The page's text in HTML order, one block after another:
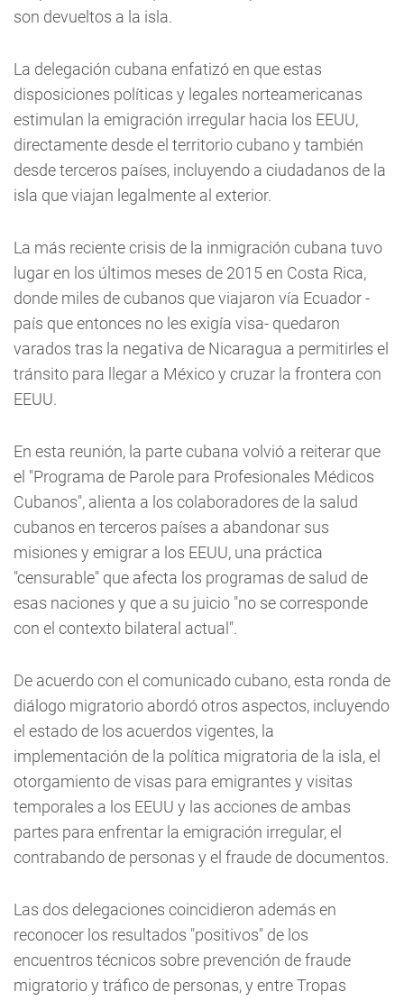
son devueltos a la isla.
La delegación cubana enfatizó en que estas
disposiciones políticas y legales norteamericanas
estimulan la emigración irregular hacia los EEUU,
directamente desde el territorio cubano y también
desde terceros países, incluyendo a ciudadanos de la
isla que viajan legalmente al exterior.
La más reciente crisis de la inmigración cubana tuvo
lugar en los últimos meses de 2015 en Costa Rica,
donde miles de cubanos que viajaron vía Ecuador -
país que entonces no les exigía visa- quedaron
varados tras la negativa de Nicaragua a permitirles el
tránsito para llegar a México y cruzar la frontera con
EEUU.
En esta reunión, la parte cubana volvió a reiterar que
el "Programa de Parole para Profesionales Médicos
Cubanos", alienta a los colaboradores de la salud
cubanos en terceros países a abandonar sus
misiones y emigrar a los EEUU, una práctica
"censurable" que afecta los programas de salud de
esas naciones y que a su juicio "no se corresponde
con el contexto bilateral actual".
De acuerdo con el comunicado cubano, esta ronda de
diálogo migratorio abordó otros aspectos, incluyendo
el estado de los acuerdos vigentes, la
implementación de la política migratoria de la isla, el
otorgamiento de visas para emigrantes y visitas
temporales a los EEUU y las acciones de ambas
partes para enfrentar la emigración irregular, el
contrabando de personas y el fraude de documentos.
Las dos delegaciones coincidieron además en
reconocer los resultados "positivos" de los
encuentros técnicos sobre prevención de fraude
migratorio y tráfico de personas, y entre Tropas